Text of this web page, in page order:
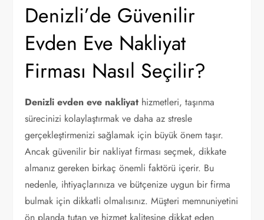
Denizli’de Güvenilir
Evden Eve Nakliyat
Firması Nasıl Seçilir?​
Denizli evden eve nakliyat hizmetleri, taşınma
sürecinizi kolaylaştırmak ve daha az stresle
gerçekleştirmenizi sağlamak için büyük önem taşır.
Ancak güvenilir bir nakliyat firması seçmek, dikkate
almanız gereken birkaç önemli faktörü içerir. Bu
nedenle, ihtiyaçlarınıza ve bütçenize uygun bir firma
bulmak için dikkatli olmalısınız. Müşteri memnuniyetini